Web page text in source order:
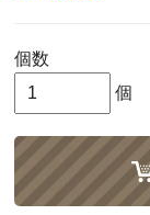
個数
個